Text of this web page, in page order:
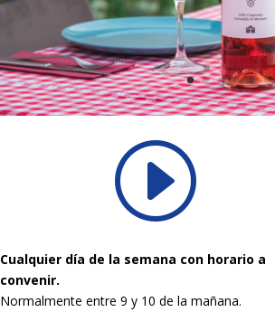
I
Cualquier día de la semana con horario a
convenir.
Normalmente entre 9 y 10 de la mañana.